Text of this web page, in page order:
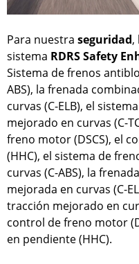
Para nuestra seguridad,
sistema RDRS Safety
Sistema de frenos
ABS), la frenada
curvas (C-ELB), el
mejorado en curvas (C-
freno motor (DSCS), el
(HHC), el sistema de
curvas (C-ABS), la
mejorada en curvas (C-
tracción mejorado en
control de freno motor
en pendiente (HHC).